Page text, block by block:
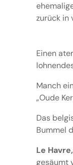
zurück in
Einen
Manch
„Oude
Das
Bummel
Le Havre,
gesäumt